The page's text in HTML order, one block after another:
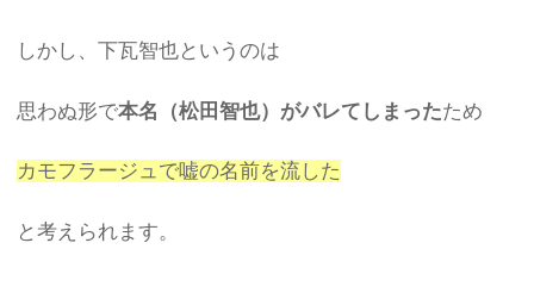
しかし、下瓦智也というのは
思わぬ形で本名（松田智也）がバレてしまったため
カモフラージュで嘘の名前を流した
と考えられます。